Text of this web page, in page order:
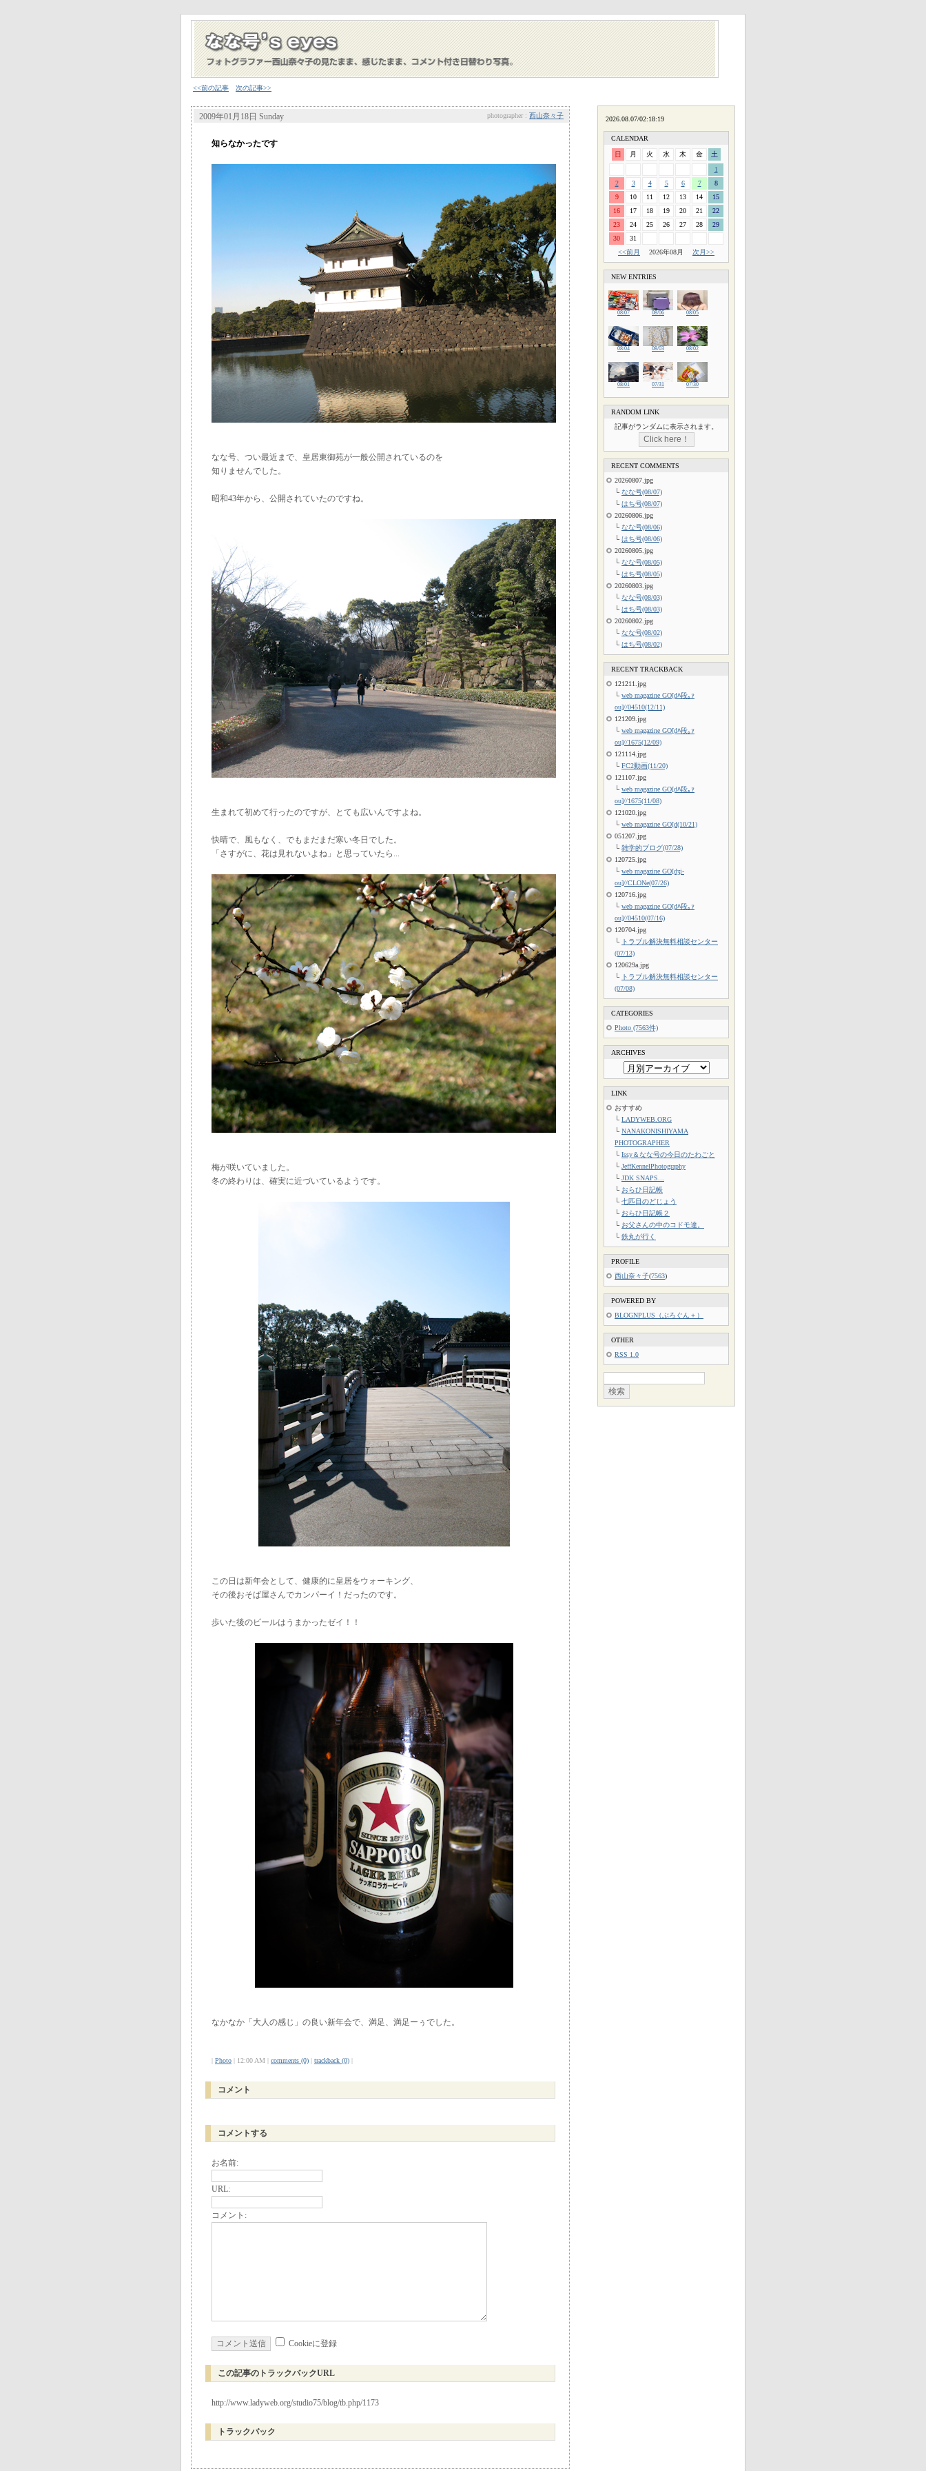
<<前の記事 次の記事>>
2009年01月18日 Sunday photographer : 西山奈々子
知らなかったです
なな号、つい最近まで、皇居東御苑が一般公開されているのを
知りませんでした。
昭和43年から、公開されていたのですね。
生まれて初めて行ったのですが、とても広いんですよね。
快晴で、風もなく、でもまだまだ寒い冬日でした。
「さすがに、花は見れないよね」と思っていたら...
梅が咲いていました。
冬の終わりは、確実に近づいているようです。
この日は新年会として、健康的に皇居をウォーキング、
その後おそば屋さんでカンパーイ！だったのです。
歩いた後のビールはうまかったゼイ！！
なかなか「大人の感じ」の良い新年会で、満足、満足ーぅでした。
| Photo | 12:00 AM | comments (0) | trackback (0) |
コメント
コメントする
お名前:
URL:
コメント:
Cookieに登録
この記事のトラックバックURL
http://www.ladyweb.org/studio75/blog/tb.php/1173
トラックバック
CALENDAR
日 月 火 水 木 金
土
1
2
3 4 5 6 7
8
9
10 11 12 13 14
15
16
17 18 19 20 21
22
23
24 25 26 27 28
29
30
31
<<前月
2026年08月 次月>>
NEW ENTRIES
08/07 08/06 08/05
08/04 08/03 08/02
08/01 07/31 07/30
RANDOM LINK
記事がランダムに表示されます。
RECENT COMMENTS
20260807.jpg
└ なな号(08/07)
└ はち号(08/07)
20260806.jpg
└ なな号(08/06)
└ はち号(08/06)
20260805.jpg
└ なな号(08/05)
└ はち号(08/05)
20260803.jpg
└ なな号(08/03)
└ はち号(08/03)
20260802.jpg
└ なな号(08/02)
└ はち号(08/02)
RECENT TRACKBACK
121211.jpg
└ web magazine GO[dﾊ段｡ｧ
ou]//04510(12/11)
121209.jpg
└ web magazine GO[dﾊ段｡ｧ
ou]//1675(12/09)
121114.jpg
└ FC2動画(11/20)
121107.jpg
└ web magazine GO[dﾊ段｡ｧ
ou]//1675(11/08)
121020.jpg
└ web magazine GO[d(10/21)
051207.jpg
└ 雑学的ブログ(07/28)
120725.jpg
└ web magazine GO[dʒi-
ou]//CLONe(07/26)
120716.jpg
└ web magazine GO[dﾊ段｡ｧ
ou]//04510(07/16)
120704.jpg
└ トラブル解決無料相談センター
(07/13)
120629a.jpg
└ トラブル解決無料相談センター
(07/08)
CATEGORIES
Photo (7563件)
ARCHIVES
LINK
おすすめ
└ LADYWEB.ORG
└ NANAKONISHIYAMA
PHOTOGRAPHER
└ Issy＆なな号の今日のたわごと
└ JeffKennelPhotography
└ JDK SNAPS...
└ おらひ日記帳
└ 七匹目のどじょう
└ おらひ日記帳２
└ お父さんの中のコドモ達。
└ 鉄丸が行く
PROFILE
西山奈々子(7563)
POWERED BY
BLOGNPLUS（ぶろぐん＋）
OTHER
RSS 1.0